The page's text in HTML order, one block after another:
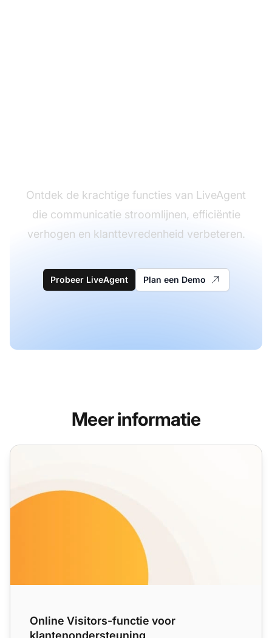
Ontdek de krachtige functies van LiveAgent
die communicatie stroomlijnen, efficiëntie
verhogen en klanttevredenheid verbeteren.
Probeer LiveAgent Plan een Demo
Meer informatie
Online Visitors-functie voor klantenondersteuning
Online Visitors-functie voor
klantenondersteuning